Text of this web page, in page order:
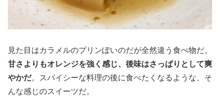
見た目はカラメルのプリンぽいのだが全然違う食べ物だ。
甘さよりもオレンジを強く感じ、後味はさっぱりとして爽
やかだ。スパイシーな料理の後に食べたくなるような、そ
んな感じのスイーツだ。